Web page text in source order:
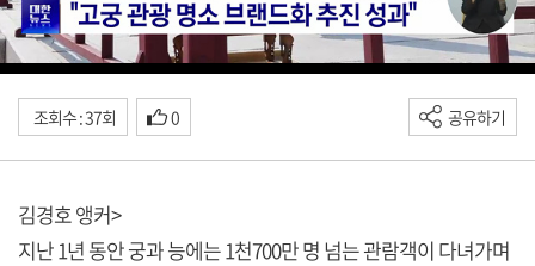
조회수 : 37회 0 공유하기
김경호 앵커>
지난 1년 동안 궁과 능에는 1천700만 명 넘는 관람객이 다녀가며